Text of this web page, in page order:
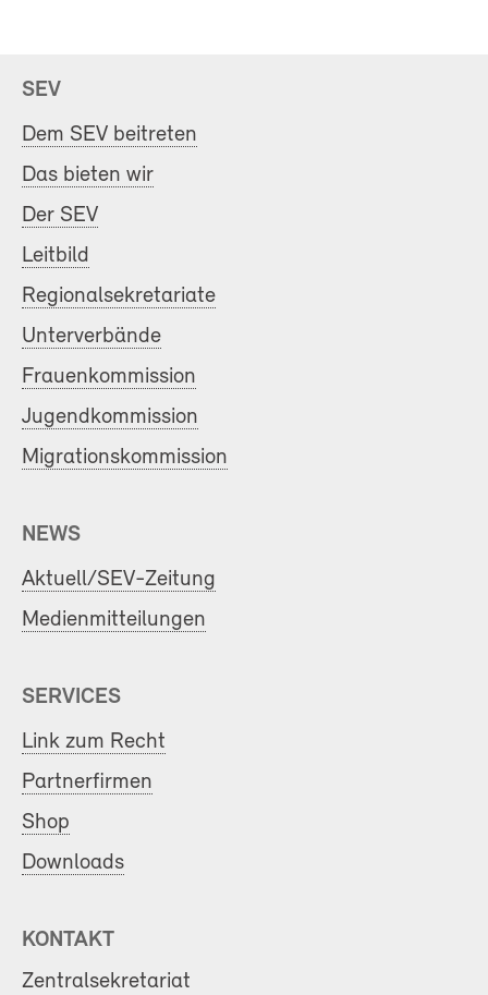
SEV
Dem SEV beitreten
Das bieten wir
Der SEV
Leitbild
Regionalsekretariate
Unterverbände
Frauenkommission
Jugendkommission
Migrationskommission
NEWS
Aktuell/SEV-Zeitung
Medienmitteilungen
SERVICES
Link zum Recht
Partnerfirmen
Shop
Downloads
KONTAKT
Zentralsekretariat